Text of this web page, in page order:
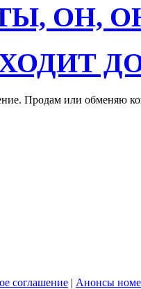
ОН,
Продам или обменяю
соглашение | Анонсы